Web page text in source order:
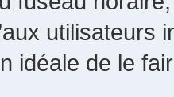
utilisateurs
idéale de le